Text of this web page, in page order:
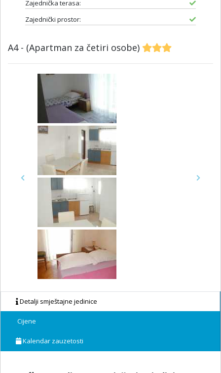
Zajednička terasa:
Zajednički prostor:
A4 - (Apartman za četiri osobe)
Previous Next
Detalji smještajne jedinice
Cijene
Kalendar zauzetosti